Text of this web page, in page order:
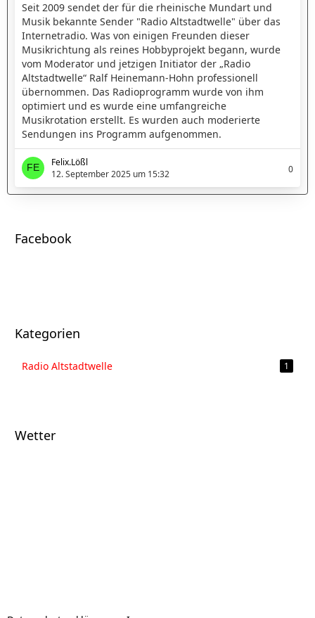
Seit 2009 sendet der für die rheinische Mundart und
Musik bekannte Sender "Radio Altstadtwelle" über das
Internetradio. Was von einigen Freunden dieser
Musikrichtung als reines Hobbyprojekt begann, wurde
vom Moderator und jetzigen Initiator der „Radio
Altstadtwelle“ Ralf Heinemann-Hohn professionell
übernommen. Das Radioprogramm wurde von ihm
optimiert und es wurde eine umfangreiche
Musikrotation erstellt. Es wurden auch moderierte
Sendungen ins Programm aufgenommen.
Felix.Lößl
12. September 2025 um 15:32
0
Facebook
Kategorien
Radio Altstadtwelle 1
Wetter